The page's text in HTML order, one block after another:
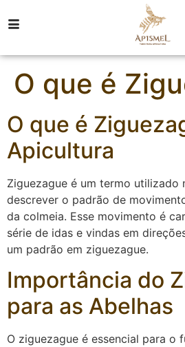
O que é
O que é
Apicultura
Ziguezague é um termo utilizado
descrever o padrão de
da colmeia. Esse movimento é
série de idas e vindas em
um padrão em ziguezague.
Importância do
para as Abelhas
O ziguezague é essencial para o